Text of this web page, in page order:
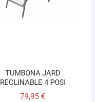
TUMBONA JARD
RECLINABLE 4 POSI
79,95€